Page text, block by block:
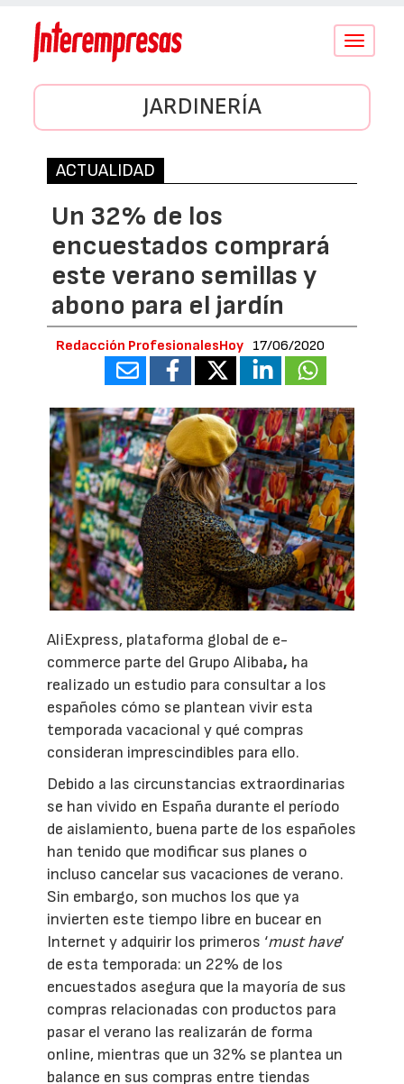
Conmutar
JARDINERÍA
ACTUALIDAD
Un 32% de los
encuestados comprará
este verano semillas y
abono para el jardín
Redacción ProfesionalesHoy 17/06/2020
AliExpress, plataforma global de e-
commerce parte del Grupo Alibaba, ha
realizado un estudio para consultar a los
españoles cómo se plantean vivir esta
temporada vacacional y qué compras
consideran imprescindibles para ello.
Debido a las circunstancias extraordinarias
se han vivido en España durante el período
de aislamiento, buena parte de los españoles
han tenido que modificar sus planes o
incluso cancelar sus vacaciones de verano.
Sin embargo, son muchos los que ya
invierten este tiempo libre en bucear en
Internet y adquirir los primeros ‘must have’
de esta temporada: un 22% de los
encuestados asegura que la mayoría de sus
compras relacionadas con productos para
pasar el verano las realizarán de forma
online, mientras que un 32% se plantea un
balance en sus compras entre tiendas